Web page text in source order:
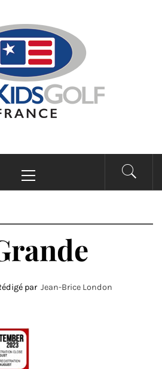
principal
par Jean-Brice London